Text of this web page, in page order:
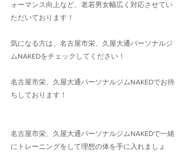
ォーマンス向上など、老若男女幅広く対応させてい
ただいております！
気になる方は、名古屋市栄、久屋大通パーソナルジ
ムNAKEDをチェックしてください！
名古屋市栄、久屋大通パーソナルジムNAKEDでお待
ちしております！
名古屋市栄、久屋大通パーソナルジムNAKEDで一緒
にトレーニングをして理想の体を手に入れましょ